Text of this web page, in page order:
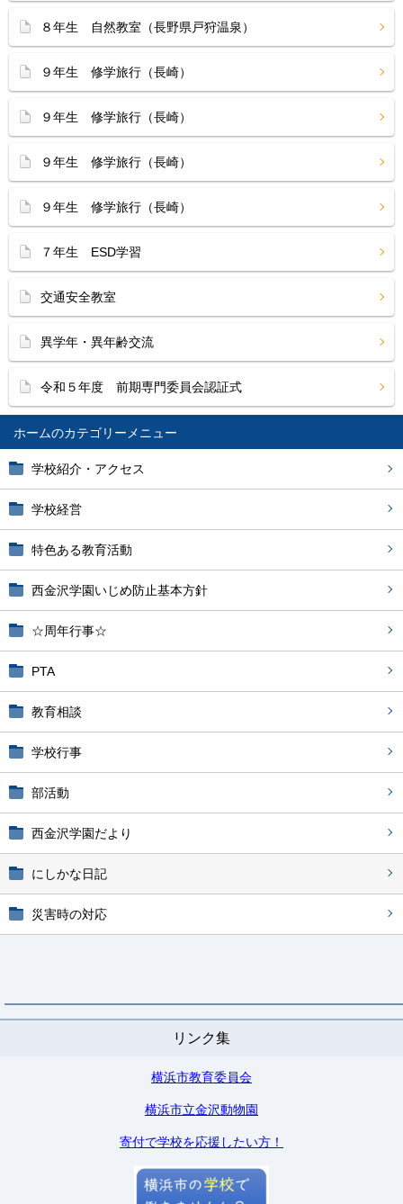
ホーム
学校紹介・アクセス
学校経営
特色ある教育活動
西金沢学園いじめ防止基本方針
☆周年行事☆
PTA
教育相談
学校行事
部活動
西金沢学園だより
にしかな日記
災害時の対応
リンク集
横浜市教育委員会
横浜市立金沢動物園
寄付で学校を応援したい方！
８年生 自然教室（長野県戸狩温泉）
９年生 修学旅行（長崎）
９年生 修学旅行（長崎）
９年生 修学旅行（長崎）
９年生 修学旅行（長崎）
７年生 ESD学習
交通安全教室
異学年・異年齢交流
令和５年度 前期専門委員会認証式